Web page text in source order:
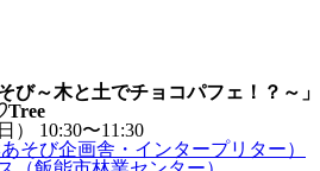
び～木と土でチョコパフェ！？～」
） 10:30〜11:30
そび企画舎・インタープリター）